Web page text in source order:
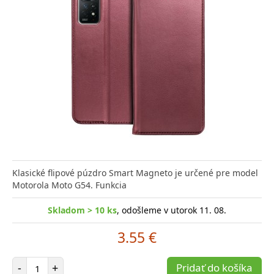
Klasické flipové púzdro Smart Magneto je určené pre model
Motorola Moto G54. Funkcia
Skladom > 10 ks, odošleme v utorok 11. 08.
3.55 €
- Počet položiek
+ Pridať do košíka